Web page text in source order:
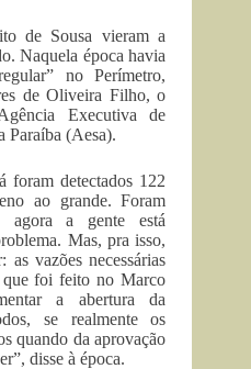
de Sousa vieram a
Naquela época havia
no Perímetro,
de Oliveira Filho, o
Executiva de
Paraíba (Aesa).
foram detectados 122
ao grande. Foram
agora a gente está
Mas, pra isso,
as vazões necessárias
que foi feito no Marco
a abertura da
se realmente os
quando da aprovação
disse à época.